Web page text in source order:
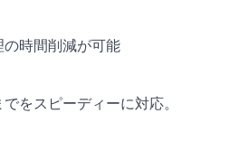
時間削減が可能
をスピーディーに対応。